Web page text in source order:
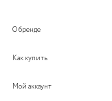
О бренде
Как купить
Мой аккаунт